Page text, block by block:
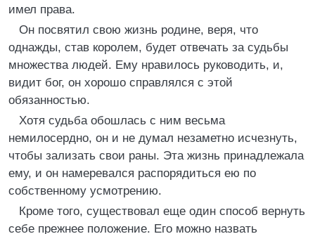
имел права.
Он посвятил свою жизнь родине, веря, что
однажды, став королем, будет отвечать за судьбы
множества людей. Ему нравилось руководить, и,
видит бог, он хорошо справлялся с этой
обязанностью.
Хотя судьба обошлась с ним весьма
немилосердно, он и не думал незаметно исчезнуть,
чтобы зализать свои раны. Эта жизнь принадлежала
ему, и он намеревался распорядиться ею по
собственному усмотрению.
Кроме того, существовал еще один способ вернуть
себе прежнее положение. Его можно назвать